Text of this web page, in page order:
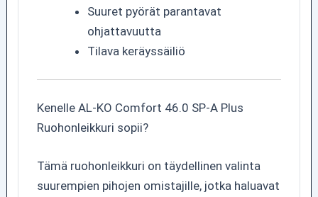
Suuret pyörät parantavat
ohjattavuutta
Tilava keräyssäiliö
Kenelle AL-KO Comfort 46.0 SP-A Plus
Ruohonleikkuri sopii?
Tämä ruohonleikkuri on täydellinen valinta
suurempien pihojen omistajille, jotka haluavat